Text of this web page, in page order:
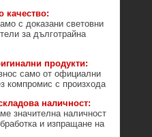
качество:
с доказани световни
за дълготрайна
продукти:
само от официални
компромис с произхода
наличност:
значителна наличност
и изпращане на